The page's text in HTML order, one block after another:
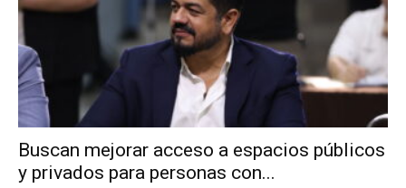
Buscan mejorar acceso a espacios públicos
y privados para personas con...